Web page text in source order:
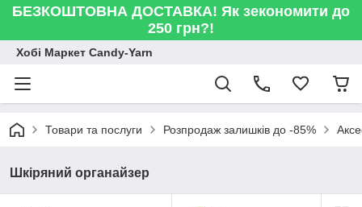
БЕЗКОШТОВНА ДОСТАВКА! Як зекономити до
250 грн?!
Хобі Маркет Candy-Yarn
Товари та послуги Розпродаж залишків до -85%
Шкіряний органайзер